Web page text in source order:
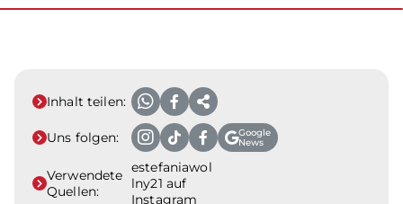
Inhalt teilen:
Uns folgen:
Google
News
Verwendete
Quellen:
estefaniawol
lny21 auf
Instagram